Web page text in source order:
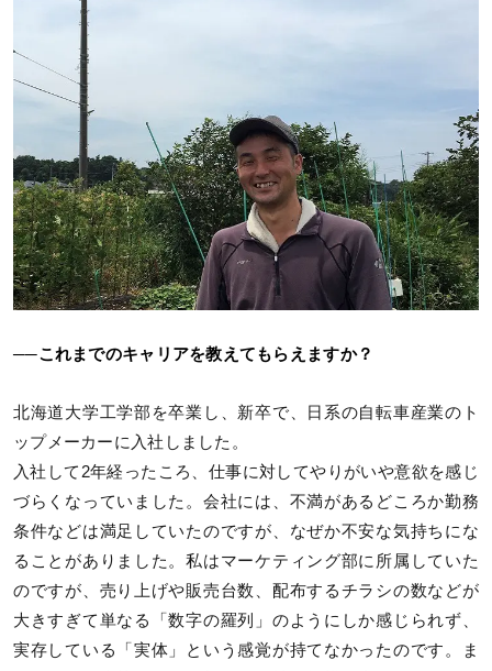
──これまでのキャリアを教えてもらえますか？
北海道大学工学部を卒業し、新卒で、日系の自転車産業のト
ップメーカーに入社しました。
入社して2年経ったころ、仕事に対してやりがいや意欲を感じ
づらくなっていました。会社には、不満があるどころか勤務
条件などは満足していたのですが、なぜか不安な気持ちにな
ることがありました。私はマーケティング部に所属していた
のですが、売り上げや販売台数、配布するチラシの数などが
大きすぎて単なる「数字の羅列」のようにしか感じられず、
実存している「実体」という感覚が持てなかったのです。ま